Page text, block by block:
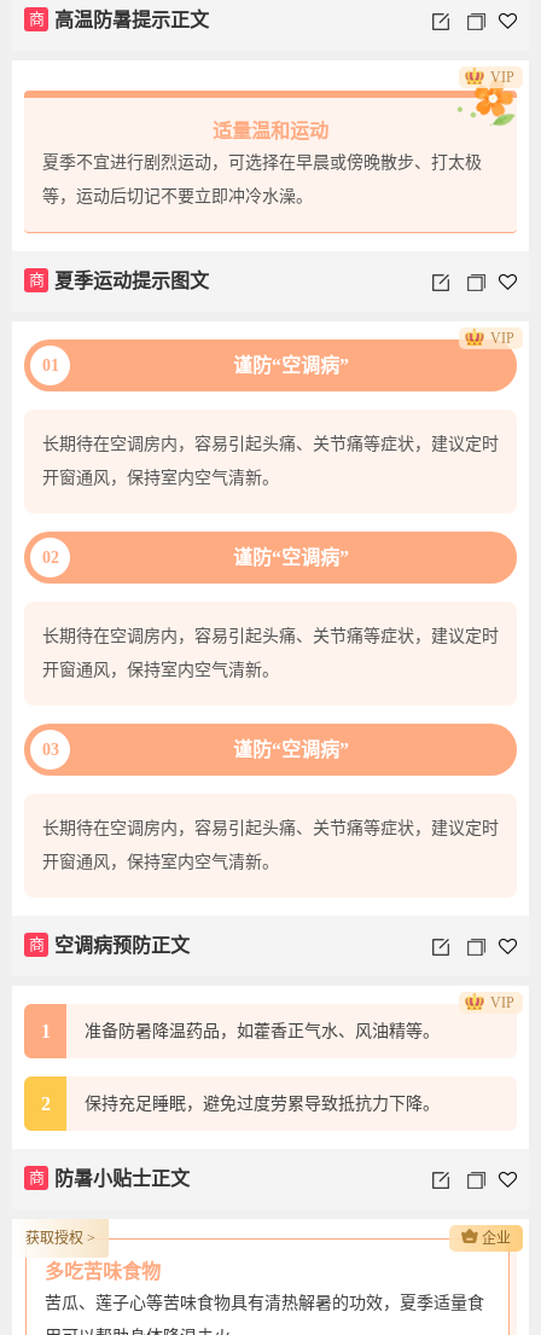
商 高温防暑提示正文
适量温和运动
夏季不宜进行剧烈运动，可选择在早晨或傍晚散步、打太极
等，运动后切记不要立即冲冷水澡。
商 夏季运动提示图文
VIP
01 谨防“空调病”
长期待在空调房内，容易引起头痛、关节痛等症状，建议定时
开窗通风，保持室内空气清新。
02 谨防“空调病”
长期待在空调房内，容易引起头痛、关节痛等症状，建议定时
开窗通风，保持室内空气清新。
03 谨防“空调病”
长期待在空调房内，容易引起头痛、关节痛等症状，建议定时
开窗通风，保持室内空气清新。
商 空调病预防正文
VIP
1 准备防暑降温药品，如藿香正气水、风油精等。
2 保持充足睡眠，避免过度劳累导致抵抗力下降。
商 防暑小贴士正文
VIP
多吃苦味食物
苦瓜、莲子心等苦味食物具有清热解暑的功效，夏季适量食
获取授权 > 企业